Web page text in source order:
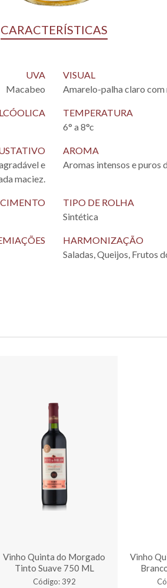
CARACTERÍSTICAS
UVA
Macabeo
VISUAL
Amarelo-palha claro
TEMPERATURA
6° a 8°c
e
maciez.
AROMA
Aromas intensos e puros
TIPO DE ROLHA
Sintética
HARMONIZAÇÃO
Saladas, Queijos, Frutos
Vinho Quinta do Morgado
Tinto Suave 750 ML
Código: 392
Vinho